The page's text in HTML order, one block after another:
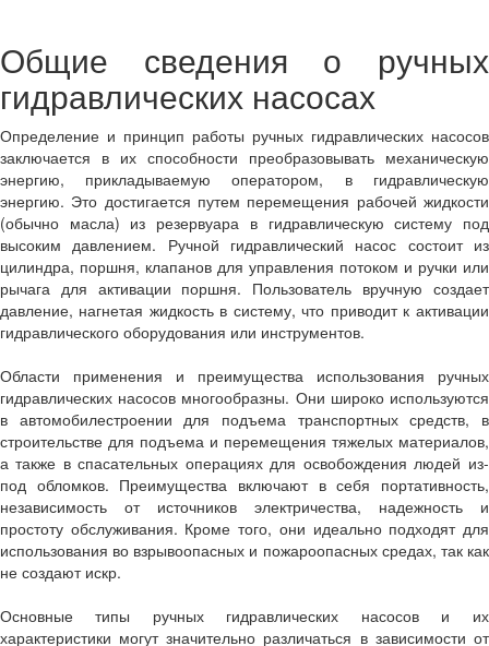
Общие сведения о ручных
гидравлических насосах
Определение и принцип работы ручных гидравлических насосов
заключается в их способности преобразовывать механическую
энергию, прикладываемую оператором, в гидравлическую
энергию. Это достигается путем перемещения рабочей жидкости
(обычно масла) из резервуара в гидравлическую систему под
высоким давлением. Ручной гидравлический насос состоит из
цилиндра, поршня, клапанов для управления потоком и ручки или
рычага для активации поршня. Пользователь вручную создает
давление, нагнетая жидкость в систему, что приводит к активации
гидравлического оборудования или инструментов.
Области применения и преимущества использования ручных
гидравлических насосов многообразны. Они широко используются
в автомобилестроении для подъема транспортных средств, в
строительстве для подъема и перемещения тяжелых материалов,
а также в спасательных операциях для освобождения людей из-
под обломков. Преимущества включают в себя портативность,
независимость от источников электричества, надежность и
простоту обслуживания. Кроме того, они идеально подходят для
использования во взрывоопасных и пожароопасных средах, так как
не создают искр.
Основные типы ручных гидравлических насосов и их
характеристики могут значительно различаться в зависимости от